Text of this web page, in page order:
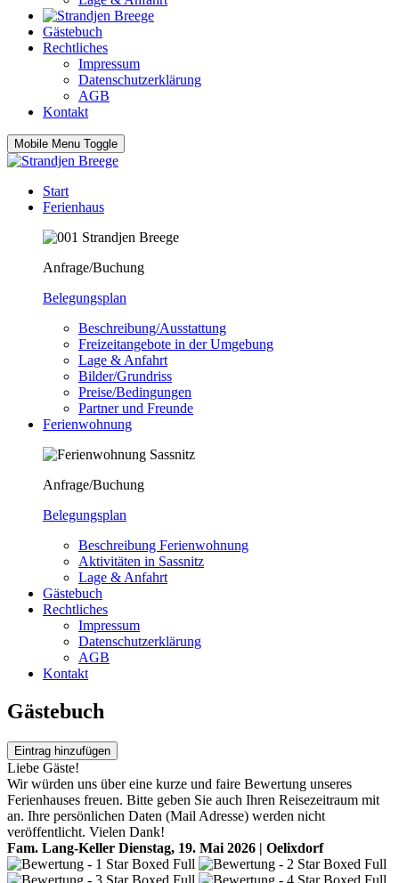
Gästebuch
Rechtliches
Impressum
Datenschutzerklärung
AGB
Kontakt
Mobile Menu Toggle
Start
Ferienhaus
Anfrage/Buchung
Belegungsplan
Beschreibung/Ausstattung
Freizeitangebote in der Umgebung
Lage & Anfahrt
Bilder/Grundriss
Preise/Bedingungen
Partner und Freunde
Ferienwohnung
Anfrage/Buchung
Belegungsplan
Beschreibung Ferienwohnung
Aktivitäten in Sassnitz
Lage & Anfahrt
Gästebuch
Rechtliches
Impressum
Datenschutzerklärung
AGB
Kontakt
Gästebuch
Eintrag hinzufügen
Liebe Gäste!
Wir würden uns über eine kurze und faire Bewertung unseres
Ferienhauses freuen. Bitte geben Sie auch Ihren Reisezeitraum mit
an. Ihre persönlichen Daten (Mail Adresse) werden nicht
veröffentlicht. Vielen Dank!
Fam. Lang-Keller Dienstag, 19. Mai 2026 | Oelixdorf